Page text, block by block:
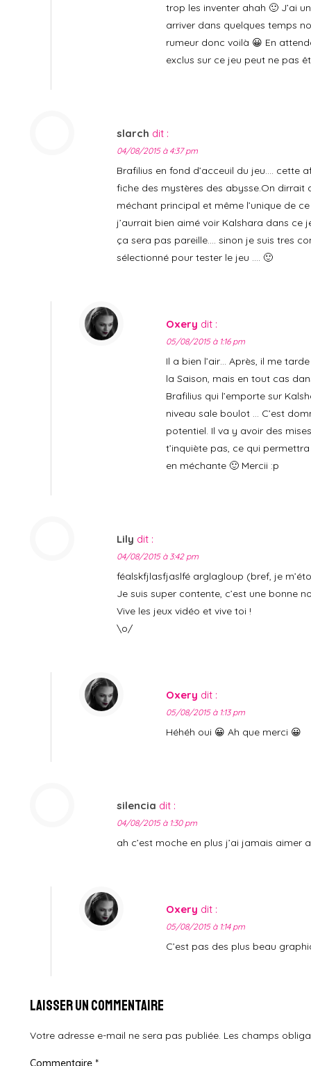
trop les inventer ahah 🙂 J’ai
arriver dans quelques temps
rumeur donc voilà 😀 En
exclus sur ce jeu peut ne pas
slarch dit :
04/08/2015 à 4:37 pm
Brafilius en fond d’acceuil du jeu…. cette
fiche des mystères des abysse.On dirrait
méchant principal et même l’unique de
j’aurrait bien aimé voir Kalshara dans ce
ça sera pas pareille…. sinon je suis tres
sélectionné pour tester le jeu …. 🙂
Oxery dit :
05/08/2015 à 1:16 pm
Il a bien l’air… Après, il me
la Saison, mais en tout cas
Brafilius qui l’emporte sur
niveau sale boulot … C’est
potentiel. Il va y avoir des
t’inquiète pas, ce qui
en méchante 🙂 Mercii :p
Lily dit :
04/08/2015 à 3:42 pm
féalskfjlasfjaslfé arglagloup (bref, je
Je suis super contente, c’est une bonne
Vive les jeux vidéo et vive toi !
\o/
Oxery dit :
05/08/2015 à 1:13 pm
Héhéh oui 😀 Ah que merci 😀
silencia dit :
04/08/2015 à 1:30 pm
ah c’est moche en plus j’ai jamais aimer
Oxery dit :
05/08/2015 à 1:14 pm
C’est pas des plus beau
Laisser un commentaire
Votre adresse e-mail ne sera pas publiée. Les champs
Commentaire*